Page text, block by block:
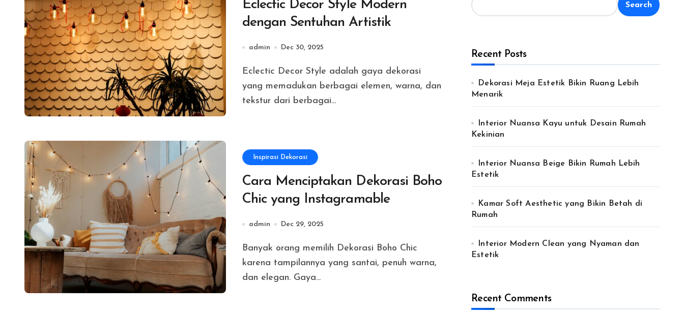
Eclectic Decor Style Modern
dengan Sentuhan Artistik
admin Dec 30, 2025
Eclectic Decor Style adalah gaya dekorasi
yang memadukan berbagai elemen, warna, dan
tekstur dari berbagai...
Inspirasi Dekorasi
Cara Menciptakan Dekorasi Boho
Chic yang Instagramable
admin Dec 29, 2025
Banyak orang memilih Dekorasi Boho Chic
karena tampilannya yang santai, penuh warna,
dan elegan. Gaya...
Search
Recent Posts
Dekorasi Meja Estetik Bikin Ruang Lebih
Menarik
Interior Nuansa Kayu untuk Desain Rumah
Kekinian
Interior Nuansa Beige Bikin Rumah Lebih
Estetik
Kamar Soft Aesthetic yang Bikin Betah di
Rumah
Interior Modern Clean yang Nyaman dan
Estetik
Recent Comments